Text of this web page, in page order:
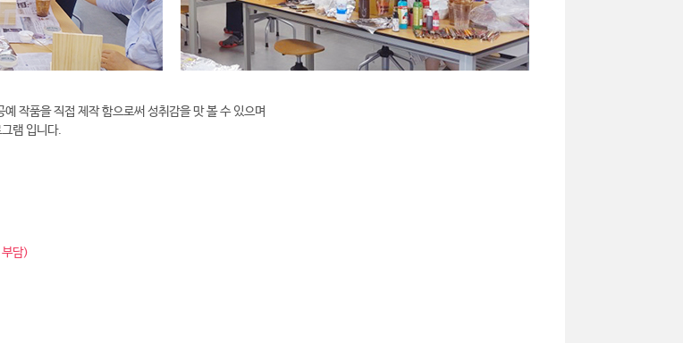
작품을 직접 제작 함으로써 성취감을 맛 볼 수 있으며
램 입니다.
담)